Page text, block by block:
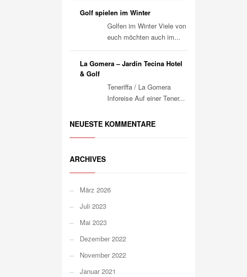
Golf spielen im Winter
Golfen im Winter Viele von
euch möchten auch im...
La Gomera – Jardin Tecina Hotel
& Golf
Teneriffa / La Gomera
Inforeise Auf einer Tener...
NEUESTE KOMMENTARE
ARCHIVES
März 2026
Juli 2023
Mai 2023
Dezember 2022
November 2022
Januar 2021